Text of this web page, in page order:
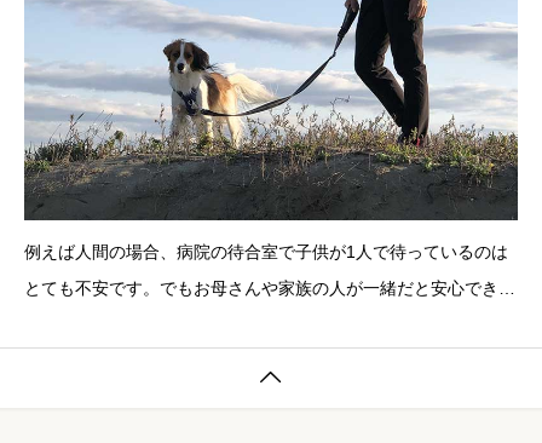
例えば人間の場合、病院の待合室で子供が1人で待っているのは
とても不安です。でもお母さんや家族の人が一緒だと安心できる
